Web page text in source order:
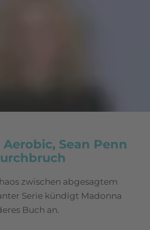
Sean Penn
zwischen abgesagtem
Serie kündigt Madonna
Buch an.